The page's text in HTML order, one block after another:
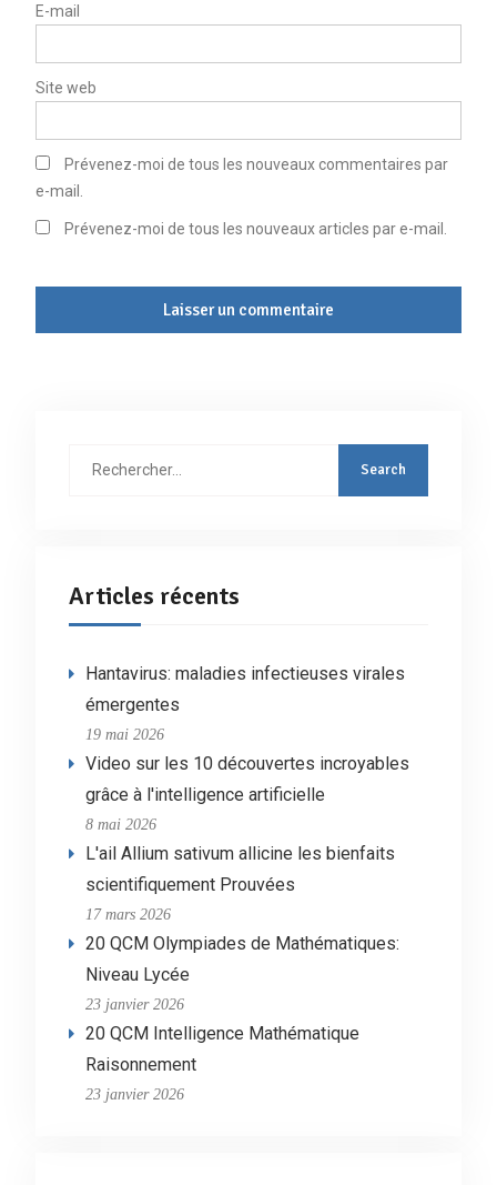
E-mail
Site web
Prévenez-moi de tous les nouveaux commentaires par
e-mail.
Prévenez-moi de tous les nouveaux articles par e-mail.
Articles récents
Hantavirus: maladies infectieuses virales
émergentes
19 mai 2026
Video sur les 10 découvertes incroyables
grâce à l'intelligence artificielle
8 mai 2026
L'ail Allium sativum allicine les bienfaits
scientifiquement Prouvées
17 mars 2026
20 QCM Olympiades de Mathématiques:
Niveau Lycée
23 janvier 2026
20 QCM Intelligence Mathématique
Raisonnement
23 janvier 2026